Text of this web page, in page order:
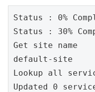
Status : 0%
Status : 30%
Get site name
default-site
Lookup all
Updated 0